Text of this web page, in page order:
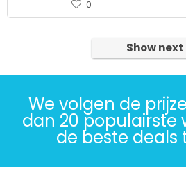
0
Show next
We volgen de
dan 20 populairste
de beste deals